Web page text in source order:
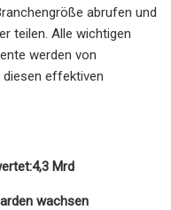
abrufen und
teilen. Alle wichtigen
werden von
effektiven
4,3 Mrd
wachsen